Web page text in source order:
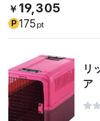
す。
￥ 19,305
P 175 pt
リ
ア